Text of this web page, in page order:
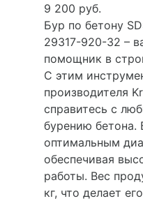
9 200 руб.
Бур по бетону
29317-920-32 –
помощник в
С этим
производителя
справитесь с
бурению бетона.
оптимальным
обеспечивая
работы. Вес
кг, что делает